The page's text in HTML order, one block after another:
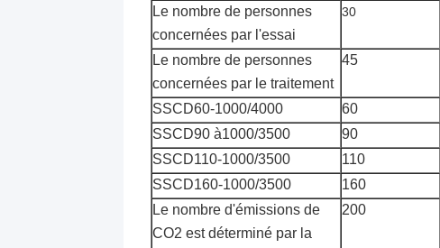
Le nombre de personnes
concernées par l'essai
30
Le nombre de personnes
concernées par le traitement
45
SSCD60-1000/4000 60
SSCD90 à1000/3500 90
SSCD110-1000/3500 110
SSCD160-1000/3500 160
Le nombre d'émissions de
CO2 est déterminé par la
200